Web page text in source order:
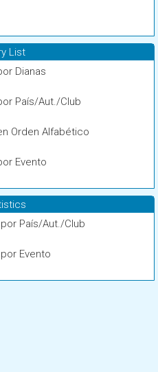
List
Dianas
País/Aut./Club
Orden Alfabético
Evento
País/Aut./Club
Evento